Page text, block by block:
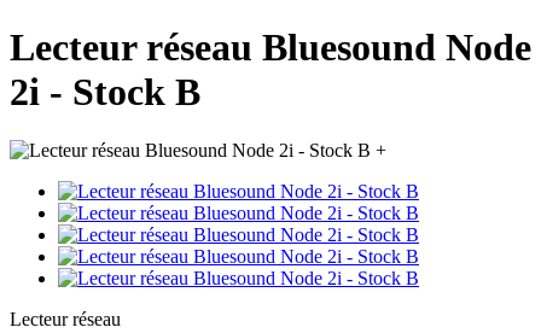
Lecteur réseau Bluesound Node
2i - Stock B
+
Lecteur réseau